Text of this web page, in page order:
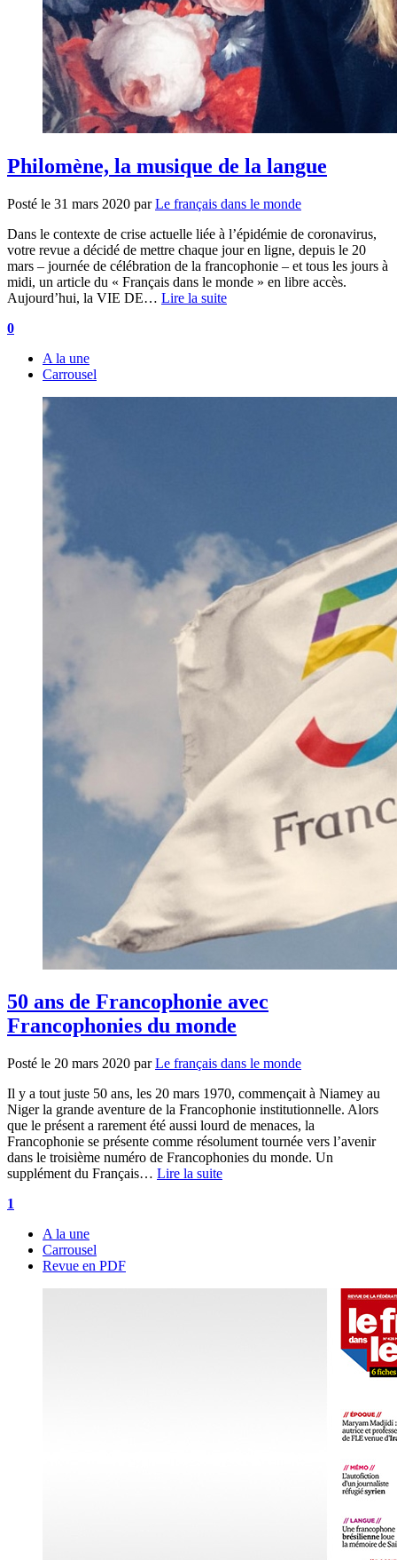
Philomène, la musique de la langue
Posté le 31 mars 2020 par Le français dans le monde
Dans le contexte de crise actuelle liée à l’épidémie de coronavirus,
votre revue a décidé de mettre chaque jour en ligne, depuis le 20
mars – journée de célébration de la francophonie – et tous les jours à
midi, un article du « Français dans le monde » en libre accès.
Aujourd’hui, la VIE DE… Lire la suite
0
A la une
Carrousel
50 ans de Francophonie avec
Francophonies du monde
Posté le 20 mars 2020 par Le français dans le monde
Il y a tout juste 50 ans, les 20 mars 1970, commençait à Niamey au
Niger la grande aventure de la Francophonie institutionnelle. Alors
que le présent a rarement été aussi lourd de menaces, la
Francophonie se présente comme résolument tournée vers l’avenir
dans le troisième numéro de Francophonies du monde. Un
supplément du Français… Lire la suite
1
A la une
Carrousel
Revue en PDF